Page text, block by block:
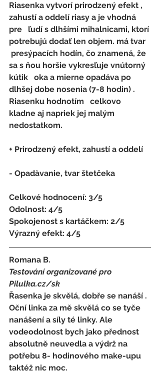
Riasenka vytvorí prirodzený efekt ,
zahustí a oddelí riasy a je vhodná
pre   ľudí s dlhšími mihalnicami, ktorí
potrebujú dodať len objem. má tvar
presýpacích hodín, čo znamená, že
sa s ňou horšie vykresľuje vnútorný
kútik   oka a mierne opadáva po
dlhšej dobe nosenia (7-8 hodin) .
Riasenku hodnotím   celkovo
kladne aj napriek jej malým
nedostatkom.
+ Prirodzený efekt, zahustí a oddelí
- Opadàvanie, tvar štetčeka
Celkové hodnocení: 3/5
Odolnost: 4/5
Spokojenost s kartáčkem: 2/5
Výrazný efekt: 4/5
Romana B.
Testování organizované pro
Pilulka.cz/sk
Řasenka je skvělá, dobře se nanáší .
Oční linka za mě skvělá co se tyče
nanášení a síly té linky. Ale
vodeodolnost bych jako přednost
absolutně neuvedla a výdrž na
potřebu 8- hodinového make-upu
taktéž nic moc.